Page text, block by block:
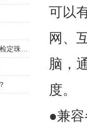
可以
网、
脑，
度。
●兼